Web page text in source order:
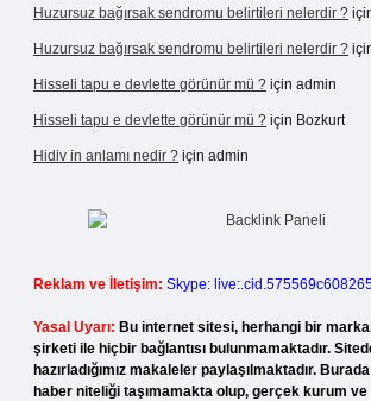
Huzursuz bağırsak sendromu belirtileri nelerdir ?
Huzursuz bağırsak sendromu belirtileri nelerdir ?
Hisseli tapu e devlette görünür mü ? için admin
Hisseli tapu e devlette görünür mü ? için Bozkurt
Hidiv in anlamı nedir ? için admin
Reklam ve İletişim: Skype:
Yasal Uyarı: Bu internet sitesi, herhangi bir
şirketi ile hiçbir bağlantısı bulunmamaktadır.
hazırladığımız makaleler paylaşılmaktadır.
haber niteliği taşımamakta olup, gerçek kurum